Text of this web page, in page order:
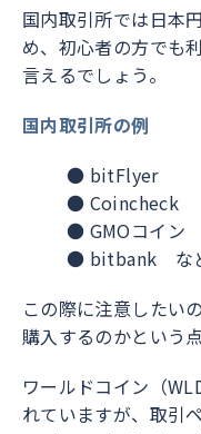
国内取引所では日本
め、初心者の方でも
言えるでしょう。
国内取引所の例
● bitFlyer
● Coincheck
● GMOコイン
● bitbank な
この際に注意したい
購入するのかという点
ワールドコイン（
れていますが、取引